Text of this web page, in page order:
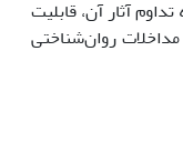
آثار آن، قابلیت
روان‌شناختی